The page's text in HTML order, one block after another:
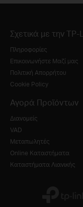
Σχετικά με την TP-
Πληροφορίες
Επικοινωνήστε Μαζί μας
Πολιτική Απορρήτου
Cookie Policy
Αγορά Προϊόντων
Διανομείς
VAD
Μεταπωλητές
Online Καταστήματα
Καταστήματα Λιανικής